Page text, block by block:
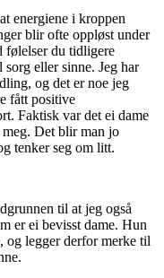
energiene i kroppen
blir ofte oppløst under
følelser du tidligere
eller sinne. Jeg har
og det er noe jeg
fått positive
Faktisk var det ei dame
Det blir man jo
tenker seg om litt.
til at jeg også
er ei bevisst dame. Hun
og legger derfor merke til